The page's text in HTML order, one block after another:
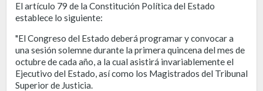
El artículo 79 de la Constitución Política del Estado
establece lo siguiente:
"El Congreso del Estado deberá programar y convocar a
una sesión solemne durante la primera quincena del mes de
octubre de cada año, a la cual asistirá invariablemente el
Ejecutivo del Estado, así como los Magistrados del Tribunal
Superior de Justicia.